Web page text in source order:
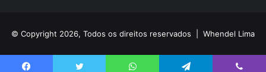
© Copyright 2026, Todos os direitos reservados | Whendel Lima